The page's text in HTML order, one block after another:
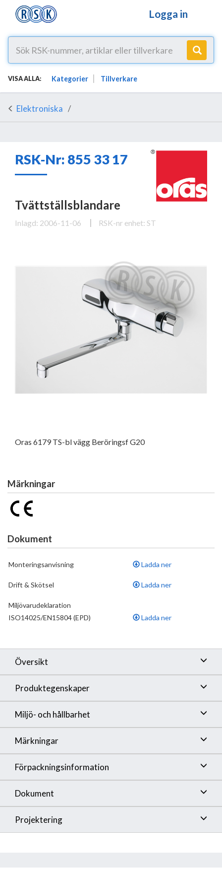
Logga in
VISA ALLA: Kategorier Tillverkare
Elektroniska
RSK-Nr: 855 33 17
Tvättställsblandare
Inlagd: 2006-11-06 RSK-nr enhet: ST
Oras 6179 TS-bl vägg Beröringsf G20
Märkningar
Dokument
Monteringsanvisning Ladda ner
Drift & Skötsel Ladda ner
Miljövarudeklaration
ISO14025/EN15804 (EPD)
Ladda ner
Översikt
Produktegenskaper
Miljö- och hållbarhet
Märkningar
Förpackningsinformation
Dokument
Projektering